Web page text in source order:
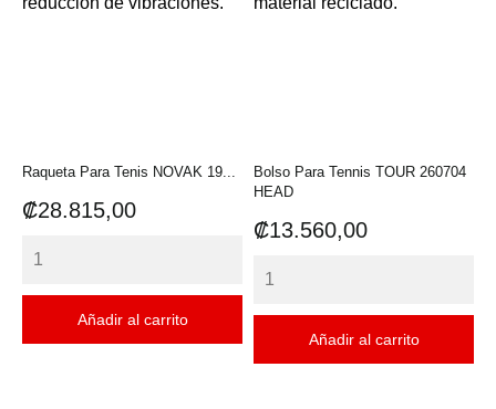
Raqueta Para Tenis NOVAK 19...
Precio
₡28.815,00
Añadir al carrito
Bolso Para Tennis TOUR 260704
HEAD
Precio
₡13.560,00
Añadir al carrito